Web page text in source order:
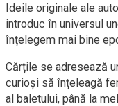
Ideile originale ale
introduc în universul
înțelegem mai bine
Cărțile se adresează
curioși să înțeleagă
al baletului, până la